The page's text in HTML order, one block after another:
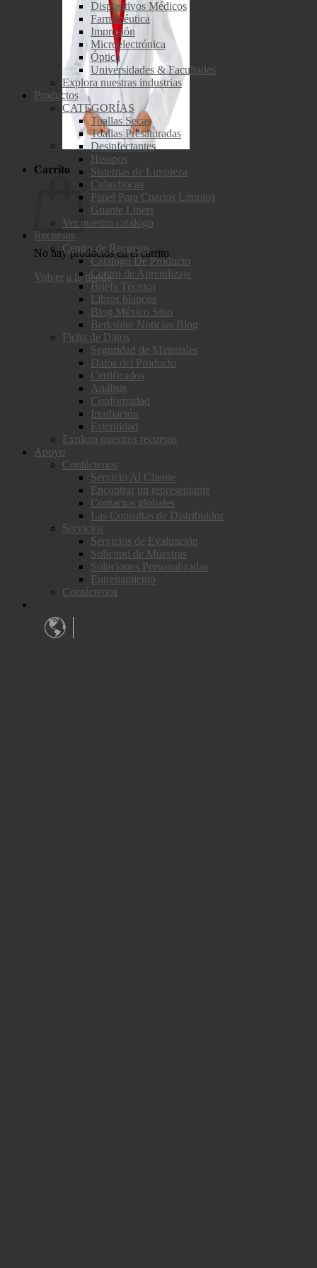
Carrito
No hay productos en el carrito.
Volver a la tienda
Dispositivos Médicos
Farmacéutica
Impresión
Microelectrónica
Óptica
Universidades & Facultades
Explora nuestras industrias
Productos
CATEGORÍAS
Toallas Secas
Toallas Presaturadas
Desinfectantes
Hisopos
Sistemas de Limpieza
Cubrebocas
Papel Para Cuartos Limpios
Guante Liners
Ver nuestro catálogo
Recursos
Centro de Recursos
Catalogo De Producto
Centro de Aprendizaje
Briefs Técnica
Libros blancos
Blog México Sitio
Berkshire Noticias Blog
Ficha de Datos
Seguridad de Materiales
Datos del Producto
Certificados
Análisis
Conformidad
Irradiación
Esterilidad
Explora nuestros recursos
Apoyo
Contáctenos
Servicio Al Cliente
Encontrar un representante
Contactos globales
Las Consultas de Distribuidor
Servicios
Servicios de Evaluación
Solicitud de Muestras
Soluciones Personalizadas
Entrenamiento
Contáctenos